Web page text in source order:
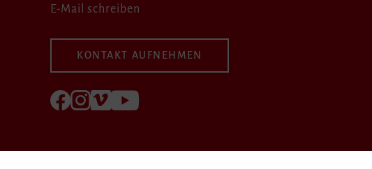
E-Mail schreiben
KONTAKT AUFNEHMEN
Folgen Sie uns auf Facebook
Folgen Sie uns auf Instagram
Besuchen Sie uns bei Vimeo
Besuchen Sie uns bei youtube